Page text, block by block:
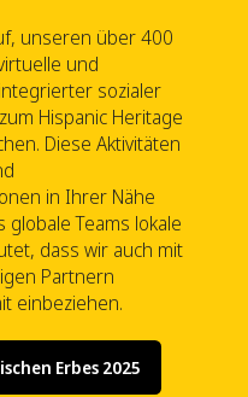
unseren über 400
und
sozialer
Hispanic Heritage
Diese Aktivitäten
in Ihrer Nähe
Teams lokale
dass wir auch mit
Partnern
einbeziehen.
Erbes 2025